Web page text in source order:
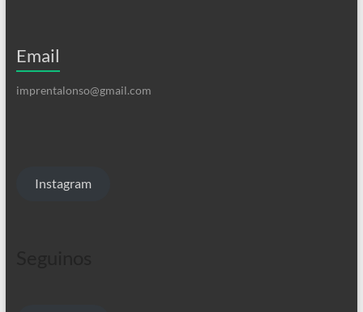
Email
imprentalonso@gmail.com
Instagram